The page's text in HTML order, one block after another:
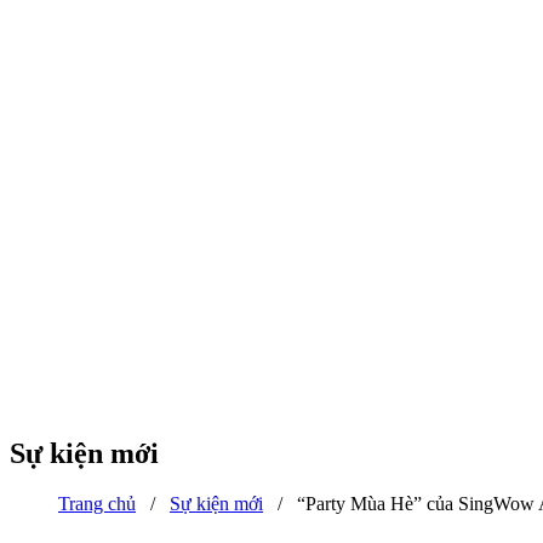
Sự kiện mới
Trang chủ / Sự kiện mới / “Party Mùa Hè” của SingWow